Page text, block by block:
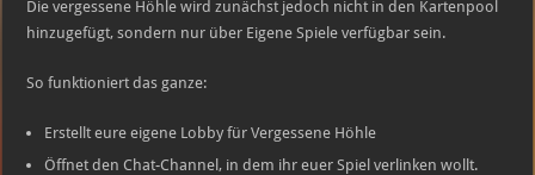
Die vergessene Höhle wird zunächst jedoch nicht in den Kartenpool
hinzugefügt, sondern nur über Eigene Spiele verfügbar sein.
So funktioniert das ganze:
Erstellt eure eigene Lobby für Vergessene Höhle
Öffnet den Chat-Channel, in dem ihr euer Spiel verlinken wollt.